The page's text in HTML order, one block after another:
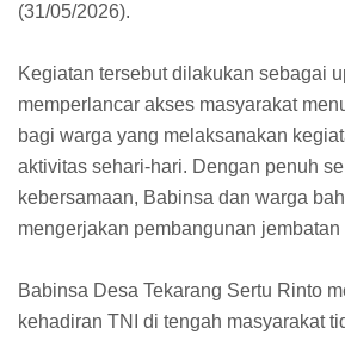
(31/05/2026).
Kegiatan tersebut dilakukan sebagai
memperlancar akses masyarakat
bagi warga yang melaksanakan
aktivitas sehari-hari. Dengan penuh
kebersamaan, Babinsa dan warga
mengerjakan pembangunan
Babinsa Desa Tekarang Sertu Rinto
kehadiran TNI di tengah masyarakat